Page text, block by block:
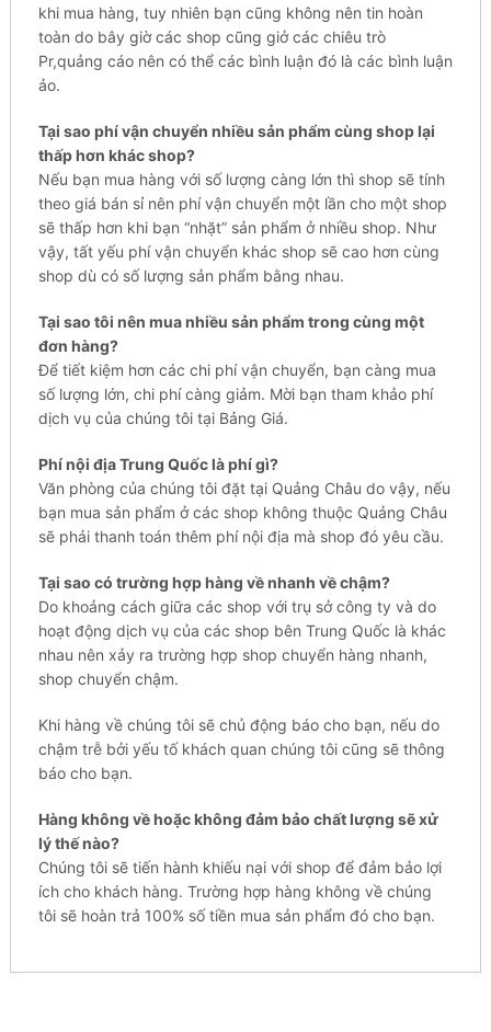
khi mua hàng, tuy nhiên bạn cũng không nên tin hoàn
toàn do bây giờ các shop cũng giở các chiêu trò
Pr,quảng cáo nên có thể các bình luận đó là các bình luận
ảo.
Tại sao phí vận chuyển nhiều sản phẩm cùng shop lại
thấp hơn khác shop?
Nếu bạn mua hàng với số lượng càng lớn thì shop sẽ tính
theo giá bán sỉ nên phí vận chuyển một lần cho một shop
sẽ thấp hơn khi bạn “nhặt” sản phẩm ở nhiều shop. Như
vậy, tất yếu phí vận chuyển khác shop sẽ cao hơn cùng
shop dù có số lượng sản phẩm bằng nhau.
Tại sao tôi nên mua nhiều sản phẩm trong cùng một
đơn hàng?
Để tiết kiệm hơn các chi phí vận chuyển, bạn càng mua
số lượng lớn, chi phí càng giảm. Mời bạn tham khảo phí
dịch vụ của chúng tôi tại Bảng Giá.
Phí nội địa Trung Quốc là phí gì?
Văn phòng của chúng tôi đặt tại Quảng Châu do vậy, nếu
bạn mua sản phẩm ở các shop không thuộc Quảng Châu
sẽ phải thanh toán thêm phí nội địa mà shop đó yêu cầu.
Tại sao có trường hợp hàng về nhanh về chậm?
Do khoảng cách giữa các shop với trụ sở công ty và do
hoạt động dịch vụ của các shop bên Trung Quốc là khác
nhau nên xảy ra trường hợp shop chuyển hàng nhanh,
shop chuyển chậm.
Khi hàng về chúng tôi sẽ chủ động báo cho bạn, nếu do
chậm trễ bởi yếu tố khách quan chúng tôi cũng sẽ thông
báo cho bạn.
Hàng không về hoặc không đảm bảo chất lượng sẽ xử
lý thế nào?
Chúng tôi sẽ tiến hành khiếu nại với shop để đảm bảo lợi
ích cho khách hàng. Trường hợp hàng không về chúng
tôi sẽ hoàn trả 100% số tiền mua sản phẩm đó cho bạn.